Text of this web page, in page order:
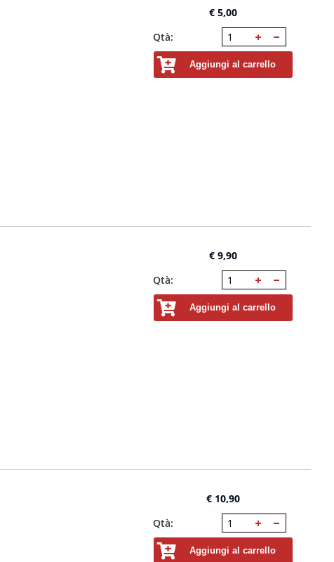
€ 5,00
Qtà:
Aggiungi al carrello
€ 9,90
Qtà:
Aggiungi al carrello
€ 10,90
Qtà:
Aggiungi al carrello